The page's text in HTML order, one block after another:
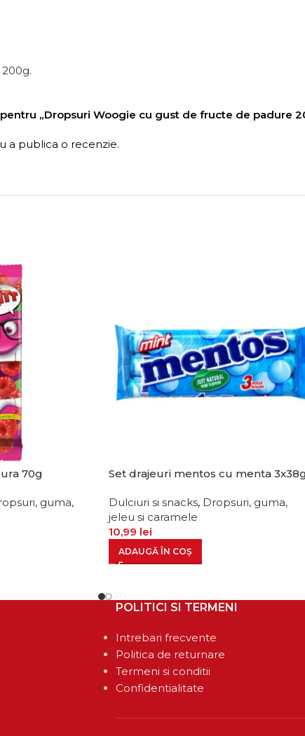
.
„Dropsuri Woogie cu gust de fructe de padure
a publica o recenzie.
70g
guma,
Set drajeuri mentos cu menta
Dulciuri si snacks, Dropsuri, guma,
jeleu si caramele
10,99 lei
ADAUGĂ ÎN COȘ
POLITICI SI TERMENI
Intrebari frecvente
Politica de returnare
Termeni si conditii
Confidentialitate